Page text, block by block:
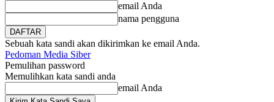
email Anda
nama pengguna
Sebuah kata sandi akan dikirimkan ke email Anda.
Pedoman Media Siber
Pemulihan password
Memulihkan kata sandi anda
email Anda